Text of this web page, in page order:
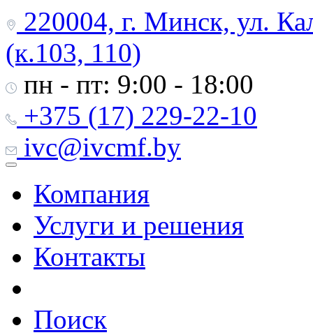
220004, г. Минск, ул.
(к.103, 110)
пн - пт: 9:00 - 18:00
+375 (17) 229-22-10
ivc@ivcmf.by
Компания
Услуги и решения
Контакты
Поиск